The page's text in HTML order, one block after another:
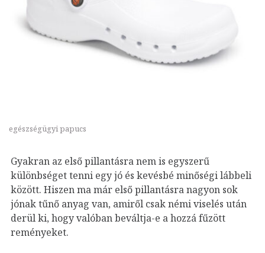
egészségügyi papucs
Gyakran az első pillantásra nem is egyszerű
különbséget tenni egy jó és kevésbé minőségi lábbeli
között. Hiszen ma már első pillantásra nagyon sok
jónak tűnő anyag van, amiről csak némi viselés után
derül ki, hogy valóban beváltja-e a hozzá fűzött
reményeket.